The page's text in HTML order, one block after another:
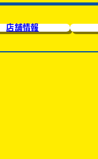
店舗情報